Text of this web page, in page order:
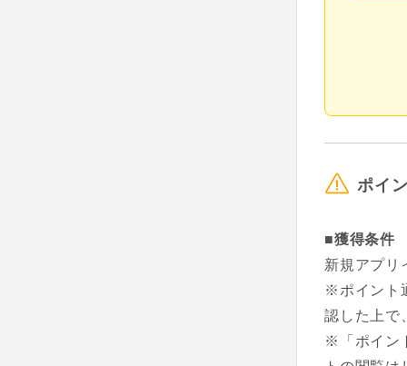
ポイ
■獲得条件
新規アプリ
※ポイント
認した上で
※「ポイン